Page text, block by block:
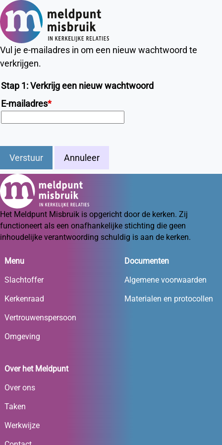
Vul je e-mailadres in om een nieuw wachtwoord te
verkrijgen.
Stap 1: Verkrijg een nieuw wachtwoord
E-mailadres*
Verstuur Annuleer
Het Meldpunt Misbruik is opgericht door de kerken. Zij
functioneert als een onafhankelijke stichting die geen
inhoudelijke verantwoording schuldig is aan de kerken.
Menu
Slachtoffer
Kerkenraad
Vertrouwenspersoon
Omgeving
Documenten
Algemene voorwaarden
Materialen en protocollen
Over het Meldpunt
Over ons
Taken
Werkwijze